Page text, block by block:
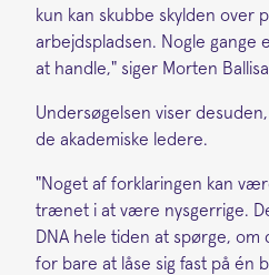
kun kan skubbe skylden over
arbejdspladsen. Nogle gange
at handle," siger Morten
Undersøgelsen viser
de akademiske ledere.
"Noget af forklaringen kan
trænet i at være nysgerrige.
DNA hele tiden at spørge, om
for bare at låse sig fast på én